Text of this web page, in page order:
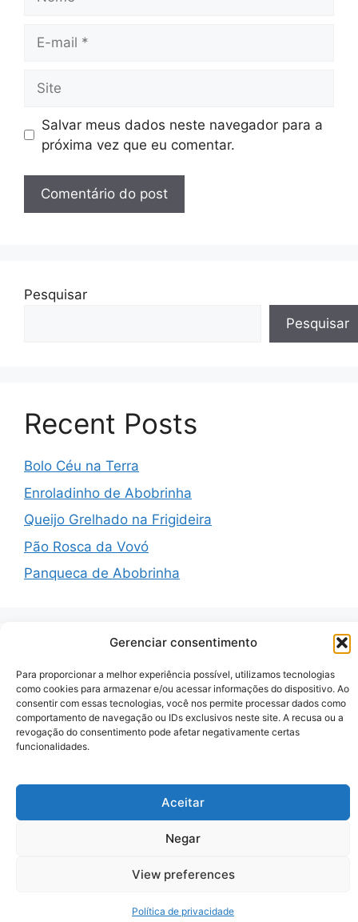
Gerenciar consentimento
Para proporcionar a melhor experiência possível, utilizamos tecnologias
como cookies para armazenar e/ou acessar informações do dispositivo. Ao
consentir com essas tecnologias, você nos permite processar dados como
comportamento de navegação ou IDs exclusivos neste site. A recusa ou a
revogação do consentimento pode afetar negativamente certas
funcionalidades.
Aceitar
Negar
View preferences
Política de privacidade
mail
Salvar meus dados neste navegador para a
próxima vez que eu comentar.
Pesquisar
Pesquisar
Recent Posts
Bolo Céu na Terra
Enroladinho de Abobrinha
Queijo Grelhado na Frigideira
Pão Rosca da Vovó
Panqueca de Abobrinha
Recent Comments
A WordPress CommenteremHello world!
© 2026 Zenauraf Receitas• Built withGeneratePress